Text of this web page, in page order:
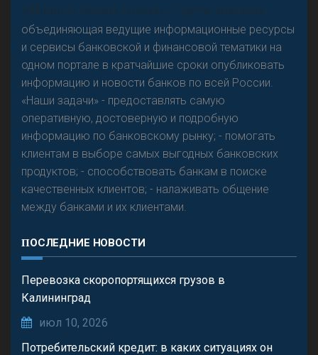
«Н
овости Банков России» – группа компаний,
объединяющая ведущие информационные ресурсы
и сервисы банковской и финансовой тематики на
одном портале в кратчайшие сроки опубликовать
информацию и новости банков по всей России.
«Наши задачи» - предоставлять самую
оперативную, достоверную и подробную
информацию по банковскому рынку; - помогать
клиентам в выборе самых выгодных банковских
продуктов; - способствовать банкам в поиске
качественных клиентов; - налаживать общение
между банками и их клиентами.
ПОСЛЕДНИЕ НОВОСТИ
Перевозка скоропортящихся грузов в
Калининград
июл 10, 2026
Потребительский кредит: в каких ситуациях он